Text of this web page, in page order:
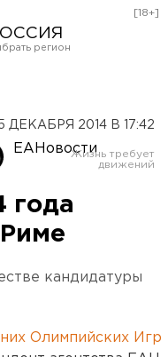
[18+]
ДЕКАБРЯ 2014 В 17:42
ЕАНовости
года
кандидатуры
Олимпийских Игр